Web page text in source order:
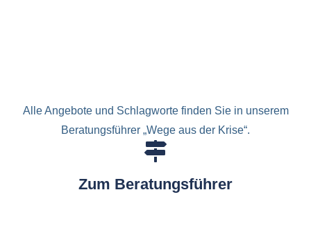
Alle Angebote und Schlagworte finden Sie in unserem
Beratungsführer „Wege aus der Krise“.
Zum Beratungsführer